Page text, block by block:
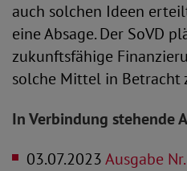
auch solchen Ideen
eine Absage. Der SoVD
zukunftsfähige
solche Mittel in Betracht
In Verbindung stehende
03.07.2023Ausgabe